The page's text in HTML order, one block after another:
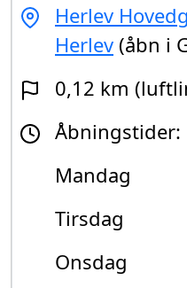
Herlev
Herlev (åbn i
0,12 km
Åbningstider:
Mandag
Tirsdag
Onsdag